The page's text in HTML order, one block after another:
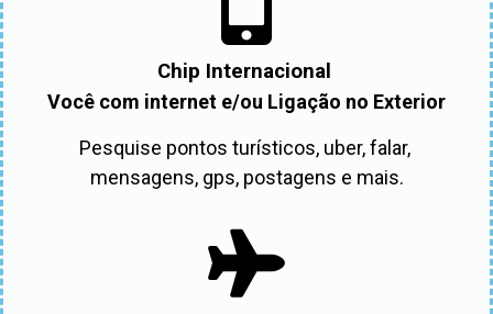
Chip Internacional
Você com internet e/ou Ligação no Exterior
Pesquise pontos turísticos, uber, falar,
mensagens, gps, postagens e mais.